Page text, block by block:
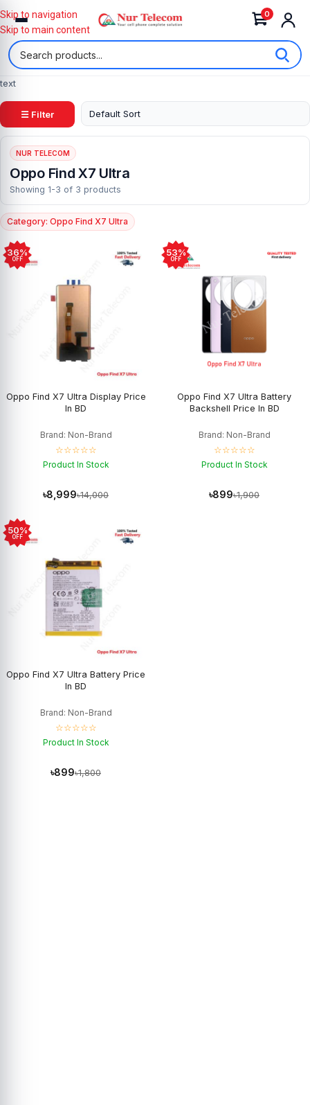
0
Skip to navigation
Skip to main content
text
☰ Filter
NUR TELECOM
Oppo Find X7 Ultra
Showing 1-3 of 3 products
Category: Oppo Find X7 Ultra
36%
OFF
Oppo Find X7 Ultra Display Price
In BD
Brand: Non-Brand
☆☆☆☆☆
Product In Stock
৳8,999৳14,000
53%
OFF
Oppo Find X7 Ultra Battery
Backshell Price In BD
Brand: Non-Brand
☆☆☆☆☆
Product In Stock
৳899৳1,900
50%
OFF
Oppo Find X7 Ultra Battery Price
In BD
Brand: Non-Brand
☆☆☆☆☆
Product In Stock
৳899৳1,800